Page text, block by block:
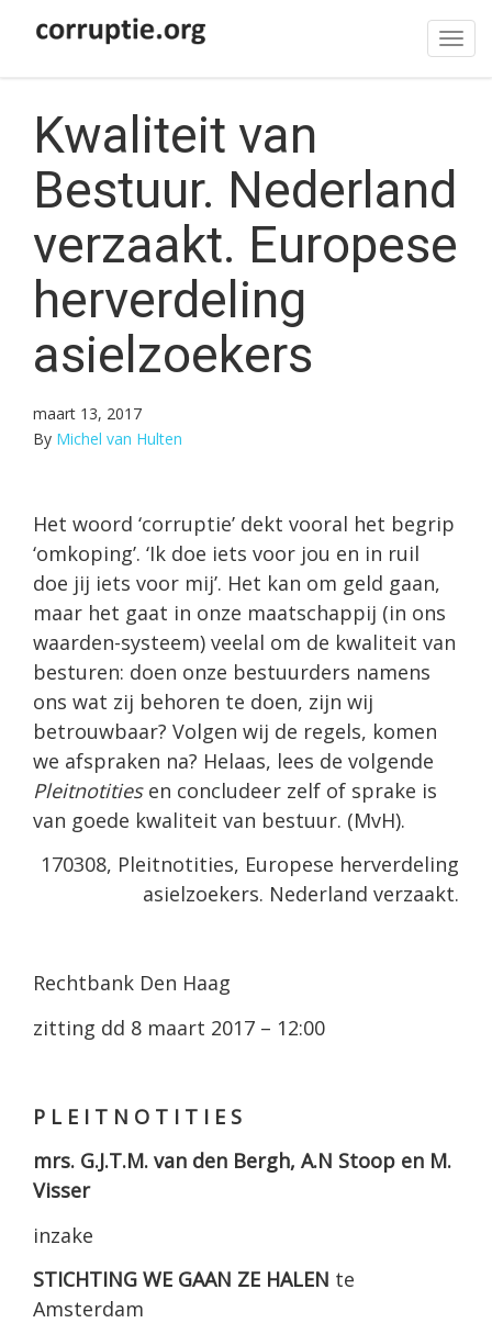
Kwaliteit van
Bestuur. Nederland
verzaakt. Europese
herverdeling
asielzoekers
maart 13, 2017
By Michel van Hulten
Het woord ‘corruptie’ dekt vooral het begrip
‘omkoping’. ‘Ik doe iets voor jou en in ruil
doe jij iets voor mij’. Het kan om geld gaan,
maar het gaat in onze maatschappij (in ons
waarden-systeem) veelal om de kwaliteit van
besturen: doen onze bestuurders namens
ons wat zij behoren te doen, zijn wij
betrouwbaar? Volgen wij de regels, komen
we afspraken na? Helaas, lees de volgende
Pleitnotitiesen concludeer zelf of sprake is
van goede kwaliteit van bestuur. (MvH).
170308, Pleitnotities, Europese herverdeling
asielzoekers. Nederland verzaakt.
Rechtbank Den Haag
zitting dd 8 maart 2017 – 12:00
P L E I T N O T I T I E S
mrs. G.J.T.M. van den Bergh, A.N Stoop en M.
Visser
inzake
STICHTING WE GAAN ZE HALEN te
Amsterdam